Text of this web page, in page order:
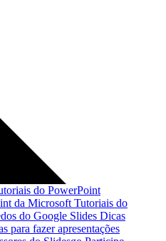
do PowerPoint
da Microsoft Tutoriais do
do Google Slides Dicas
para fazer apresentações